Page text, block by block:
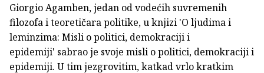
Giorgio Agamben, jedan od vodećih suvremenih
filozofa i teoretičara politike, u knjizi 'O ljudima i
leminzima: Misli o politici, demokraciji i
epidemiji' sabrao je svoje misli o politici, demokraciji i
epidemiji. U tim jezgrovitim, katkad vrlo kratkim